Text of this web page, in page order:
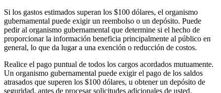
Si los gastos estimados superan los $100 dólares, el organismo
gubernamental puede exigir un reembolso o un depósito. Puede
pedir al organismo gubernamental que determine si el hecho de
proporcionar la información beneficia principalmente al público en
general, lo que da lugar a una exención o reducción de costos.
Realice el pago puntual de todos los cargos acordados mutuamente.
Un organismo gubernamental puede exigir el pago de los saldos
atrasados que superen los $100 dólares, u obtener un depósito de
seguridad, antes de procesar solicitudes adicionales de usted.